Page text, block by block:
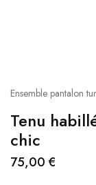
Ensemble pantalon
Tenu
chic​
75,00 €